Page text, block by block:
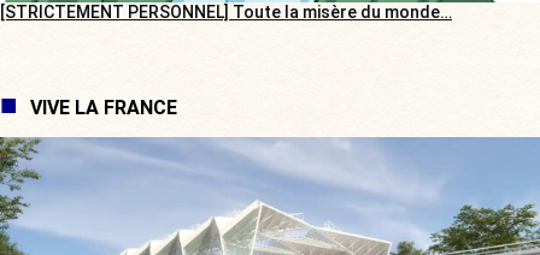
[STRICTEMENT PERSONNEL] Toute la misère du monde…
VIVE LA FRANCE